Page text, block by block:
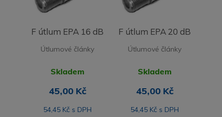
F útlum EPA 16 dB
Útlumové články
Skladem
45,00 Kč
54,45 Kč s DPH
F útlum EPA 20 dB
Útlumové články
Skladem
45,00 Kč
54,45 Kč s DPH